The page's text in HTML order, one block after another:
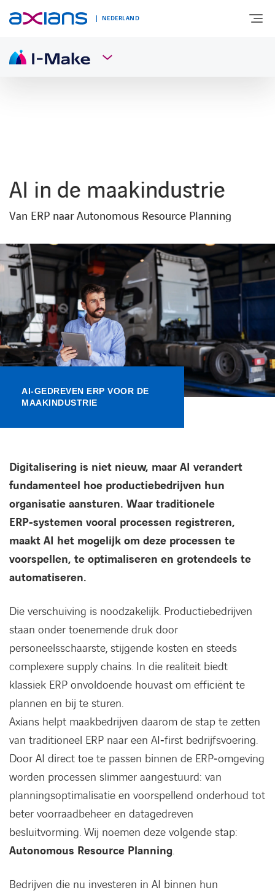
NEDERLAND
NIEUWS & INSPIRATIE
Nieuws
Kennisbank
Referenties
Events
Contact
AI in de maakindustrie
Van ERP naar Autonomous Resource Planning
AI‑GEDREVEN ERP VOOR DE
MAAKINDUSTRIE
Digitalisering is niet nieuw, maar AI verandert
fundamenteel hoe productiebedrijven hun
organisatie aansturen. Waar traditionele
ERP‑systemen vooral processen registreren,
maakt AI het mogelijk om deze processen te
voorspellen, te optimaliseren en grotendeels te
automatiseren.
Die verschuiving is noodzakelijk. Productiebedrijven
staan onder toenemende druk door
personeelsschaarste, stijgende kosten en steeds
complexere supply chains. In die realiteit biedt
klassiek ERP onvoldoende houvast om efficiënt te
plannen en bij te sturen.
Axians helpt maakbedrijven daarom de stap te zetten
van traditioneel ERP naar een AI‑first bedrijfsvoering.
Door AI direct toe te passen binnen de ERP‑omgeving
worden processen slimmer aangestuurd: van
planningsoptimalisatie en voorspellend onderhoud tot
beter voorraadbeheer en datagedreven
besluitvorming. Wij noemen deze volgende stap:
Autonomous Resource Planning.
Bedrijven die nu investeren in AI binnen hun